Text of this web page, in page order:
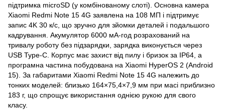
підтримка microSD (у комбінованому слоті). Основна камера
Xiaomi Redmi Note 15 4G заявлена на 108 МП і підтримує
запис 4K 30 к/с, що зручно для зйомки деталей і подальшого
кадрування. Акумулятор 6000 мА-год розрахований на
тривалу роботу без підзарядки, зарядка виконується через
USB Type-C. Корпус має захист від пилу і бризок за IP64, а
програмна частина побудована на Xiaomi HyperOS 2 (Android
15). За габаритами Xiaomi Redmi Note 15 4G належить до
тонких моделей: близько 164×75,4×7,9 мм при масі приблизно
183 г, що спрощує використання однією рукою для свого
класу.